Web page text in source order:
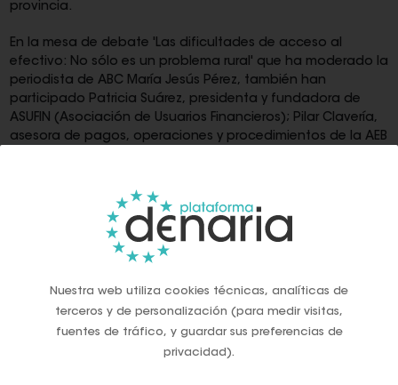
provincia.
En la mesa de debate 'Las dificultades de acceso al
efectivo: No sólo es un problema rural' que ha moderado la
periodista de ABC María Jesús Pérez, también han
participado Patricia Suárez, presidenta y fundadora de
ASUFIN (Asociación de Usuarios Financieros); Pilar Clavería,
asesora de pagos, operaciones y procedimientos de la AEB
García ha explicado que el modelo utilizado en Diputación
de Almería es la contratación de este servicio mediante
concurso público en dos lotes que aglutinan las diferentes
comarcas para acotar y poner fin la exclusión financiera
Este contrato, de siete años de duración, está operado
dos lotes de 19 y 14 cajeros respectivamente.
Nuestra web utiliza cookies técnicas, analíticas de
terceros y de personalización (para medir visitas,
fuentes de tráfico, y guardar sus preferencias de
privacidad).